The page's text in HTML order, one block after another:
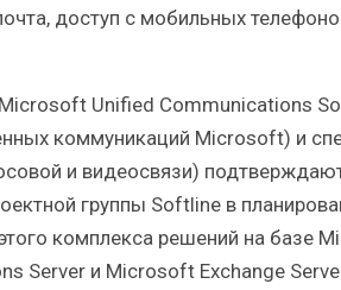
доступ с мобильных
Unified Communications
коммуникаций Microsoft) и
и видеосвязи)
группы Softline в
комплекса решений на базе
Server и Microsoft Exchange